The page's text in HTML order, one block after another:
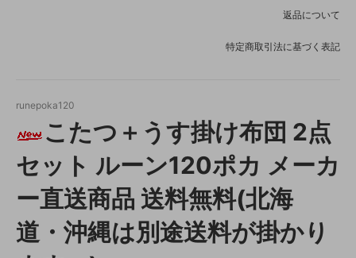
返品について
特定商取引法に基づく表記
runepoka120
こたつ＋うす掛け布団 2点
セット ルーン120ポカ メーカ
ー直送商品 送料無料(北海
道・沖縄は別途送料が掛かり